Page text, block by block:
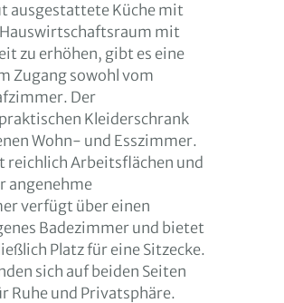
ausgestattete Küche mit
mit
zu erhöhen, gibt es eine
Zugang sowohl vom
Der
Kleiderschrank
Wohn- und Esszimmer.
reichlich Arbeitsflächen und
angenehme
verfügt über einen
Badezimmer und bietet
Platz für eine Sitzecke.
sich auf beiden Seiten
Ruhe und Privatsphäre.